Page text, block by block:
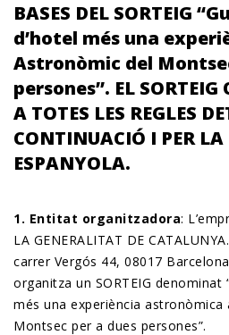
BASES DEL SORTEIG
d’hotel més una
Astronòmic del
persones”. EL SORTEIG
A TOTES LES REGLES
CONTINUACIÓ I PER LA
ESPANYOLA.
1. Entitat organitzadora:
LA GENERALITAT DE
carrer Vergós 44, 08017
organitza un SORTEIG denominat
més una experiència astronòmica
Montsec per a dues persones”.